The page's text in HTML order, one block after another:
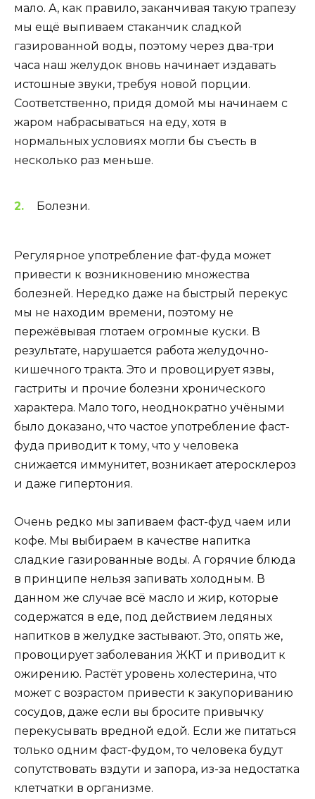
мало. А, как правило, заканчивая такую трапезу
мы ещё выпиваем стаканчик сладкой
газированной воды, поэтому через два-три
часа наш желудок вновь начинает издавать
истошные звуки, требуя новой порции.
Соответственно, придя домой мы начинаем с
жаром набрасываться на еду, хотя в
нормальных условиях могли бы съесть в
несколько раз меньше.
Болезни.
Регулярное употребление фат-фуда может
привести к возникновению множества
болезней. Нередко даже на быстрый перекус
мы не находим времени, поэтому не
пережёвывая глотаем огромные куски. В
результате, нарушается работа желудочно-
кишечного тракта. Это и провоцирует язвы,
гастриты и прочие болезни хронического
характера. Мало того, неоднократно учёными
было доказано, что частое употребление фаст-
фуда приводит к тому, что у человека
снижается иммунитет, возникает атеросклероз
и даже гипертония.
Очень редко мы запиваем фаст-фуд чаем или
кофе. Мы выбираем в качестве напитка
сладкие газированные воды. А горячие блюда
в принципе нельзя запивать холодным. В
данном же случае всё масло и жир, которые
содержатся в еде, под действием ледяных
напитков в желудке застывают. Это, опять же,
провоцирует заболевания ЖКТ и приводит к
ожирению. Растёт уровень холестерина, что
может с возрастом привести к закупориванию
сосудов, даже если вы бросите привычку
перекусывать вредной едой. Если же питаться
только одним фаст-фудом, то человека будут
сопутствовать вздути и запора, из-за недостатка
клетчатки в организме.